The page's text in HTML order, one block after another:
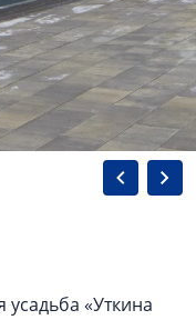
«Уткина